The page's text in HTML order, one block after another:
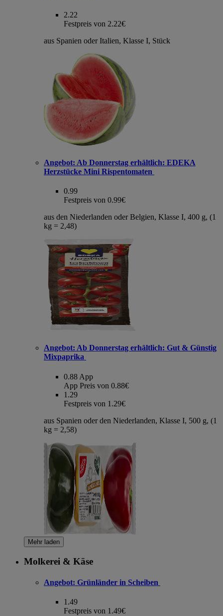
2.22
Festpreis von 2.22€
aus Spanien oder Italien, Klasse I, Stück
Angebot: Ab Donnerstag erhältlich: EDEKA
Herzstücke Mini Rispentomaten
0.99
Festpreis von 0.99€
aus den Niederlanden oder Belgien, Klasse I, 400 g, (1
kg = 2,48)
Angebot: Ab Donnerstag erhältlich: Gut & Günstig
Mixpaprika
0.88 App
App Preis von 0.88€
1.29
Festpreis von 1.29€
aus Spanien oder den Niederlanden, Klasse I, 500 g, (1
kg = 2,58)
Mehr laden
Molkerei & Käse
Angebot: Grünländer in Scheiben
1.49
Festpreis von 1.49€